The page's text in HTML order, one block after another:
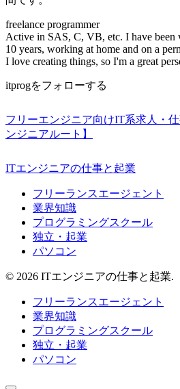
freelance programmer
Active in SAS, C, VB, etc. I have
10 years, working at home and on a
I love creating things, so I'm a great
itprogをフォローする
フリーエンジニア向けIT系求人・
ンジニアルート】
ITエンジニアの仕事と起業
フリーランスエージェント
業界知識
プログラミングスクール
独立・起業
パソコン
© 2026 ITエンジニアの仕事と起業.
フリーランスエージェント
業界知識
プログラミングスクール
独立・起業
パソコン